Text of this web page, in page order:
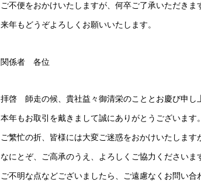
ご不便をおかけいたしますが、何卒ご了承いただきま
来年もどうぞよろしくお願いいたします。
関係者 各位
拝啓 師走の候、貴社益々御清栄のこととお慶び申し
本年もお取引を戴きまして誠にありがとうございます。
ご繁忙の折、皆様には大変ご迷惑をおかけいたします
なにとぞ、ご高承のうえ、よろしくご協力くださいま
ご不明な点などございましたら、ご遠慮なくお問い合